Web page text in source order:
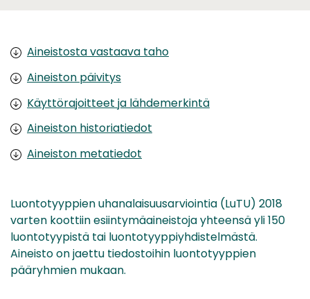
Aineistosta vastaava taho
Aineiston päivitys
Käyttörajoitteet ja lähdemerkintä
Aineiston historiatiedot
Aineiston metatiedot
Luontotyyppien uhanalaisuusarviointia (LuTU) 2018
varten koottiin esiintymäaineistoja yhteensä yli 150
luontotyypistä tai luontotyyppiyhdistelmästä.
Aineisto on jaettu tiedostoihin luontotyyppien
pääryhmien mukaan.